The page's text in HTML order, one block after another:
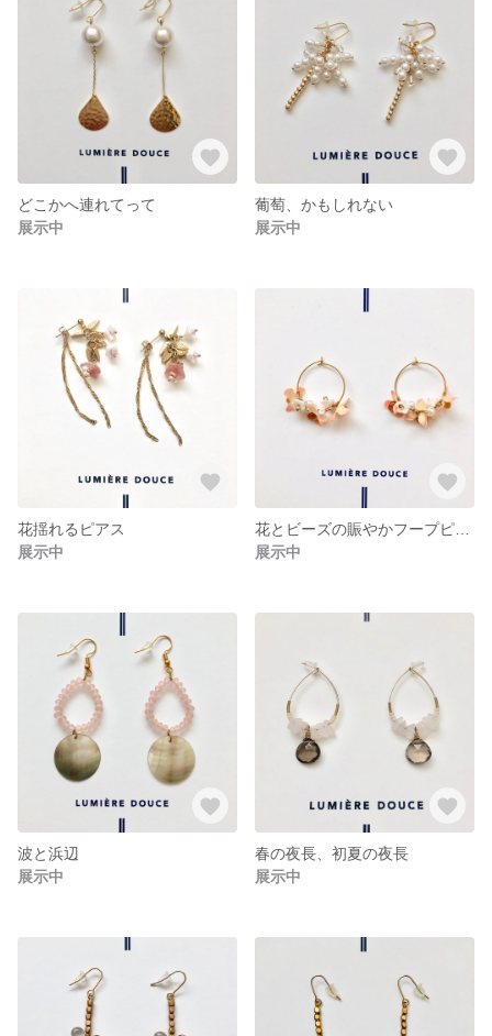
どこかへ連れてって
展示中
葡萄、かもしれない
展示中
花揺れるピアス
展示中
展示中
波と浜辺
展示中
春の夜長、初夏の夜長
展示中